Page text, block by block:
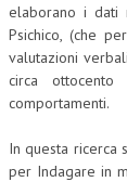
elaborano i dati
Psichico, (che
valutazioni
circa
comportamenti.
In questa ricerca
per Indagare in